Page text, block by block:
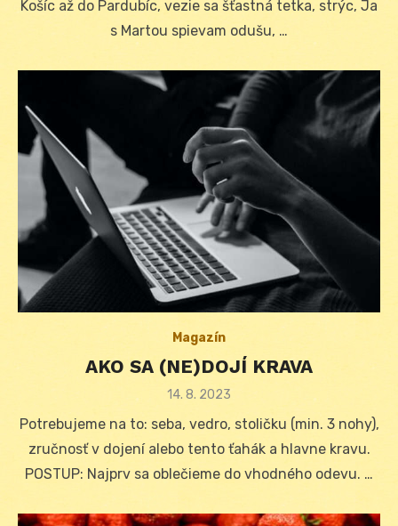
Košíc až do Pardubíc, vezie sa šťastná tetka, strýc, Ja
s Martou spievam odušu, …
Magazín
AKO SA (NE)DOJÍ KRAVA
Posted
14. 8. 2023
Potrebujeme na to: seba, vedro, stoličku (min. 3 nohy),
zručnosť v dojení alebo tento ťahák a hlavne kravu.
POSTUP: Najprv sa oblečieme do vhodného odevu. …